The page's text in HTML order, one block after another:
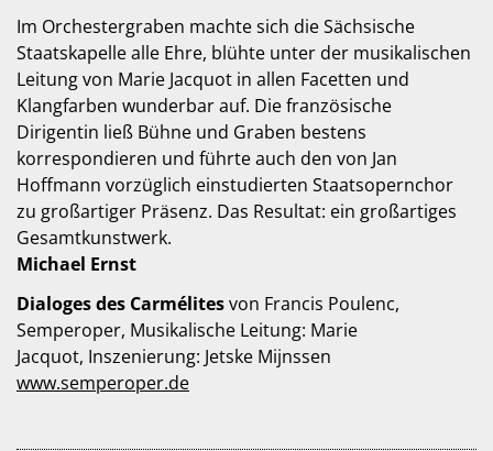
Im Orchestergraben machte sich die Sächsische
Staatskapelle alle Ehre, blühte unter der musikalischen
Leitung von Marie Jacquot in allen Facetten und
Klangfarben wunderbar auf. Die französische
Dirigentin ließ Bühne und Graben bestens
korrespondieren und führte auch den von Jan
Hoffmann vorzüglich einstudierten Staatsopernchor
zu großartiger Präsenz. Das Resultat: ein großartiges
Gesamtkunstwerk.
Michael Ernst
Dialoges des Carmélitesvon Francis Poulenc,
Semperoper, Musikalische Leitung: Marie
Jacquot, Inszenierung: Jetske Mijnssen
www.semperoper.de